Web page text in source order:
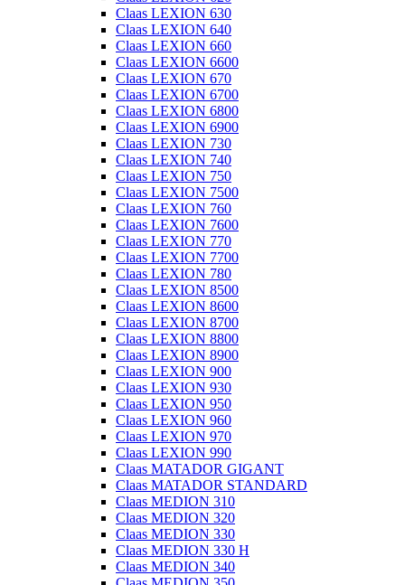
Claas LEXION 630
Claas LEXION 640
Claas LEXION 660
Claas LEXION 6600
Claas LEXION 670
Claas LEXION 6700
Claas LEXION 6800
Claas LEXION 6900
Claas LEXION 730
Claas LEXION 740
Claas LEXION 750
Claas LEXION 7500
Claas LEXION 760
Claas LEXION 7600
Claas LEXION 770
Claas LEXION 7700
Claas LEXION 780
Claas LEXION 8500
Claas LEXION 8600
Claas LEXION 8700
Claas LEXION 8800
Claas LEXION 8900
Claas LEXION 900
Claas LEXION 930
Claas LEXION 950
Claas LEXION 960
Claas LEXION 970
Claas LEXION 990
Claas MATADOR GIGANT
Claas MATADOR STANDARD
Claas MEDION 310
Claas MEDION 320
Claas MEDION 330
Claas MEDION 330 H
Claas MEDION 340